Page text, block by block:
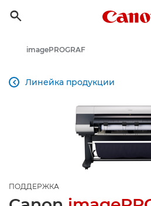

Поддержка продукции для бизнеса
imagePROGRAF
Линейка продукции

ПОДДЕРЖКА